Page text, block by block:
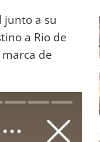
junto a su
a Rio de
de